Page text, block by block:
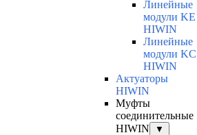
Линейные
модули KE
HIWIN
Линейные
модули KC
HIWIN
Актуаторы
HIWIN
Муфты
соединительные
HIWIN
▼